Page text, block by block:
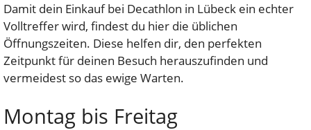
Damit dein Einkauf bei Decathlon in Lübeck ein echter
Volltreffer wird, findest du hier die üblichen
Öffnungszeiten. Diese helfen dir, den perfekten
Zeitpunkt für deinen Besuch herauszufinden und
vermeidest so das ewige Warten.
Montag bis Freitag